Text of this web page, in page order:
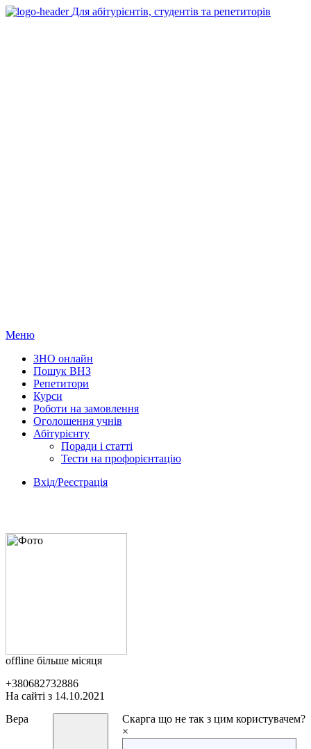
Для абітурієнтів, студентів та репетиторів
Меню
ЗНО онлайн
Пошук ВНЗ
Репетитори
Курси
Роботи на замовлення
Оголошення учнів
Абітурієнту
Поради і статті
Тести на профорієнтацію
Вхід/Реєстрація
offline більше місяця
+380682732886
На сайті з 14.10.2021
Вера
Скарга що не так з цим користувачем?
×